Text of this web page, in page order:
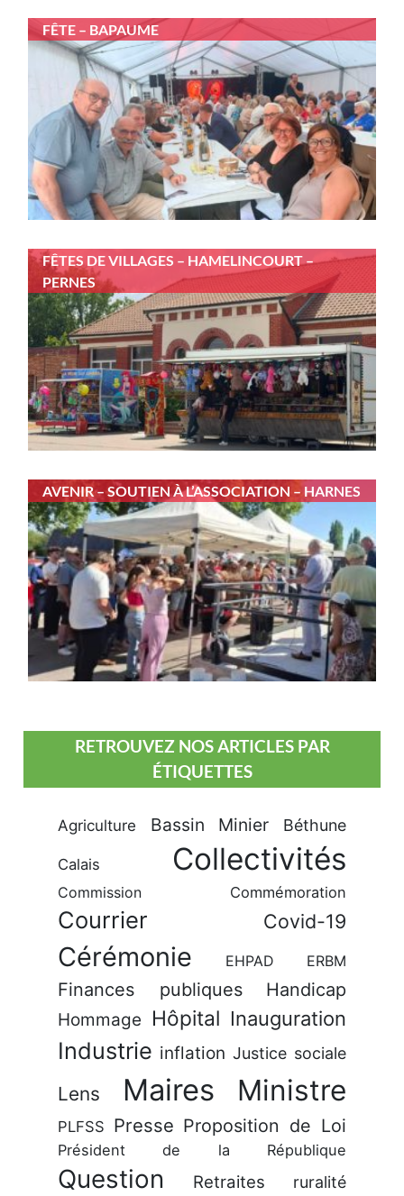
FÊTE – BAPAUME
FÊTES DE VILLAGES – HAMELINCOURT –
PERNES
AVENIR – SOUTIEN À L’ASSOCIATION – HARNES
RETROUVEZ NOS ARTICLES PAR
ÉTIQUETTES
Agriculture Bassin Minier Béthune
Calais Collectivités
Commission Commémoration
Courrier Covid-19
Cérémonie EHPAD ERBM
Finances publiques Handicap
Hommage Hôpital Inauguration
Industrie inflation Justice sociale
Lens Maires Ministre
PLFSS Presse Proposition de Loi
Président de la République
Question Retraites ruralité